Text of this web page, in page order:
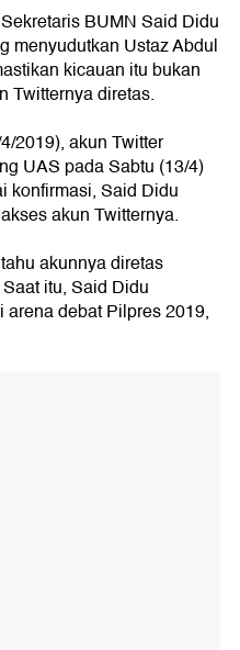
BUMN Said Didu
menyudutkan Ustaz Abdul
kicauan itu bukan
Twitternya diretas.
2019), akun Twitter
UAS pada Sabtu (13/4)
konfirmasi, Said Didu
akun Twitternya.
akunnya diretas
itu, Said Didu
debat Pilpres 2019,